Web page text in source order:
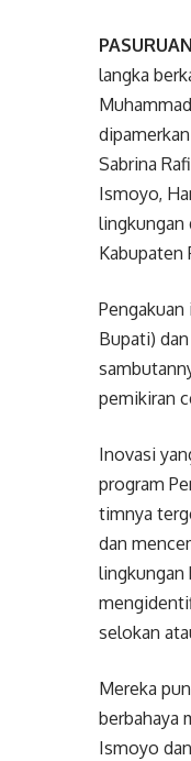
langka
Sabrina
Ismoyo,
lingkungan
Kabupaten
Bupati)
pemikiran
Inovasi
program
timnya
dan
lingkungan
selokan
Mereka
berbahaya
Ismoyo